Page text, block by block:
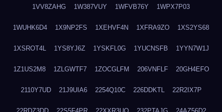
1VV8ZAHG 1W387VUY 1WFVB76Y 1WPX7P03
1WUHK6D4 1X9NP2FS 1XEHVF4N 1XFRA9ZO 1XS2YS68
1XSROT4L 1YS8YJ6Z 1YSKFL0G 1YUCNSFB 1YYN7W1J
1Z1US2M8 1ZLGWTF7 1ZOCGLFM 206VNFLF 20GH4EFO
2110Y7UD 21J9UIA6 2254Q10C 226DDKTL 22R2IX7P